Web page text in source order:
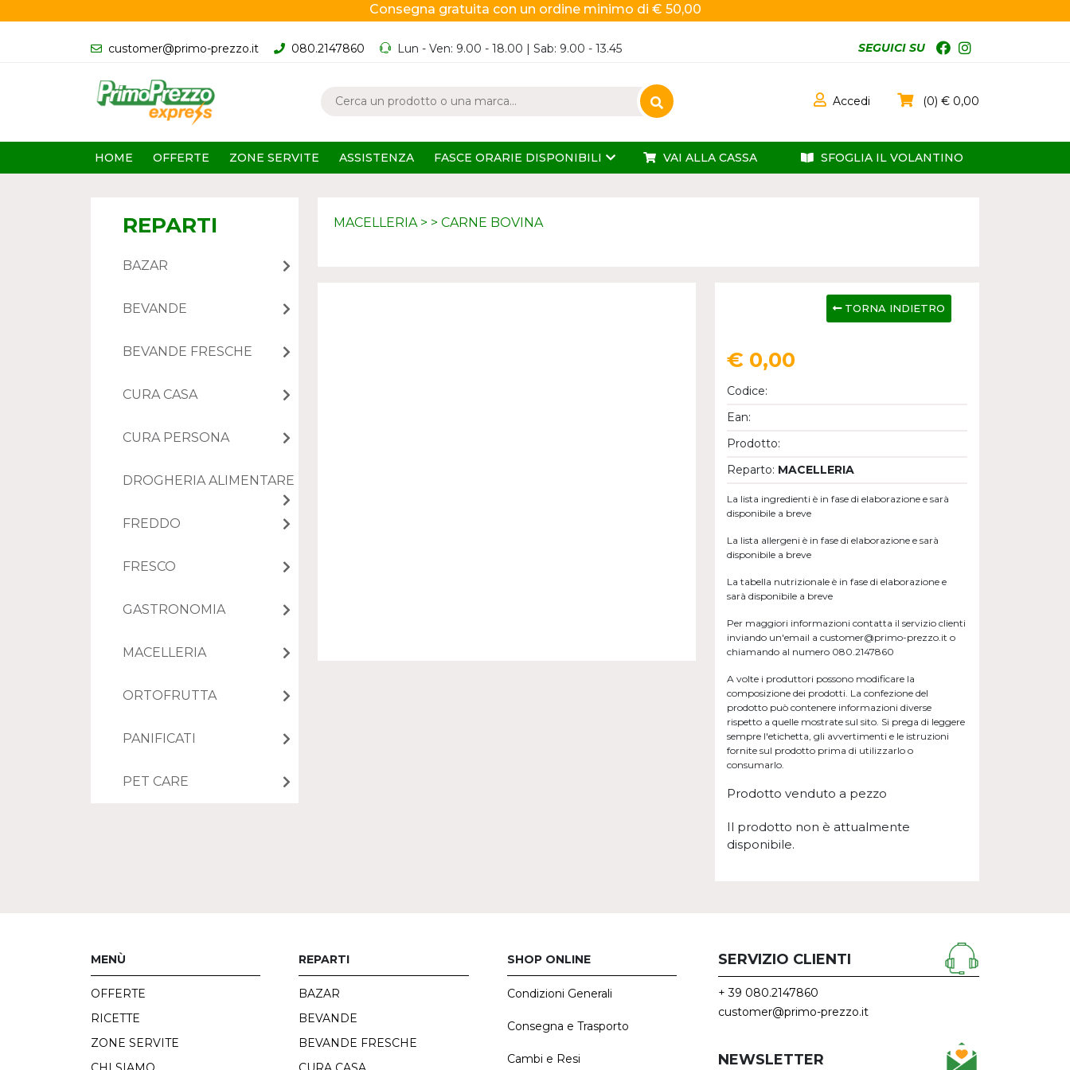
Consegna gratuita con un ordine minimo di € 50,00
customer@primo-prezzo.it 080.2147860 Lun - Ven: 9.00 - 18.00 | Sab: 9.00 - 13.45 SEGUICI SU
Accedi 0 0,00
HOME OFFERTE ZONE SERVITE ASSISTENZA FASCE ORARIE DISPONIBILI VAI ALLA CASSA SFOGLIA IL VOLANTINO
REPARTI
BAZAR
BEVANDE
BEVANDE FRESCHE
CURA CASA
CURA PERSONA
DROGHERIA ALIMENTARE
FREDDO
FRESCO
GASTRONOMIA
MACELLERIA
ORTOFRUTTA
PANIFICATI
PET CARE
MACELLERIA> > CARNE BOVINA
TORNA INDIETRO
€ 0,00
Codice:
Ean:
Prodotto:
Reparto: MACELLERIA
La lista ingredienti è in fase di elaborazione e sarà
disponibile a breve
La lista allergeni è in fase di elaborazione e sarà
disponibile a breve
La tabella nutrizionale è in fase di elaborazione e
sarà disponibile a breve
Per maggiori informazioni contatta il servizio clienti
inviando un'email a customer@primo-prezzo.it o
chiamando al numero 080.2147860
A volte i produttori possono modificare la
composizione dei prodotti. La confezione del
prodotto può contenere informazioni diverse
rispetto a quelle mostrate sul sito. Si prega di leggere
sempre l'etichetta, gli avvertimenti e le istruzioni
fornite sul prodotto prima di utilizzarlo o
consumarlo.
Prodotto venduto a pezzo
Il prodotto non è attualmente
disponibile.
MENÙ
OFFERTE
RICETTE
ZONE SERVITE
REPARTI
BAZAR
BEVANDE
BEVANDE FRESCHE
SHOP ONLINE
Condizioni Generali
Consegna e Trasporto
Cambi e Resi
SERVIZIO CLIENTI
+ 39 080.2147860
customer@primo-prezzo.it
NEWSLETTER